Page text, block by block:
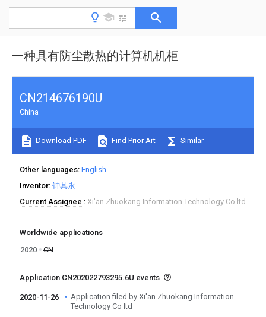
一种具有防尘散热的计算机机柜
CN214676190U
China
Download PDF Find Prior Art Similar
Other languages English
Inventor 钟其永
Current Assignee
Xi'an Zhuokang Information Technology Co ltd
Worldwide applications
2020
CN
Application CN202022793295.6U events
2020-11-26
Application filed by Xi'an Zhuokang Information
Technology Co ltd